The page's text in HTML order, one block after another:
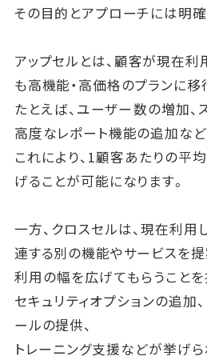
その目的とアプローチには明確
アップセルとは、顧客が現在利
も高機能・高価格のプランに移
たとえば、ユーザー数の増加、
高度なレポート機能の追加など
これにより、1顧客あたりの平
げることが可能になります。
一方、クロスセルは、現在利用
連する別の機能やサービスを提
利用の幅を広げてもらうことを
セキュリティオプションの追加
ールの提供、
トレーニング支援などが挙げら